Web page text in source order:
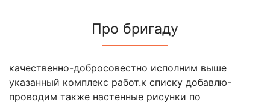
Про бригаду
качественно-добросовестно исполним выше
указанный комплекс работ.к списку добавлю-
проводим также настенные рисунки по